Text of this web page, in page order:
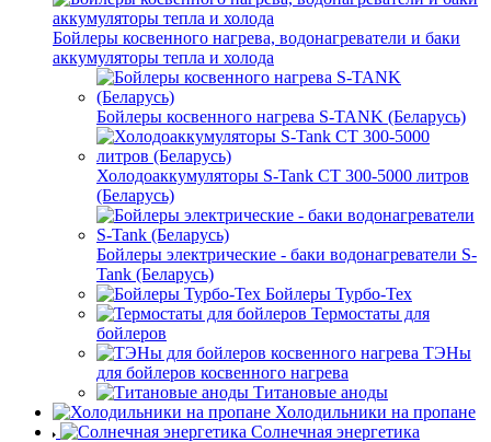
Бойлеры косвенного нагрева, водонагреватели и баки
аккумуляторы тепла и холода
Бойлеры косвенного нагрева S-TANK (Беларусь)
Холодоаккумуляторы S-Tank СТ 300-5000 литров
(Беларусь)
Бойлеры электрические - баки водонагреватели S-
Tank (Беларусь)
Бойлеры Турбо-Тех
Термостаты для
бойлеров
ТЭНы
для бойлеров косвенного нагрева
Титановые аноды
Холодильники на пропане
Солнечная энергетика